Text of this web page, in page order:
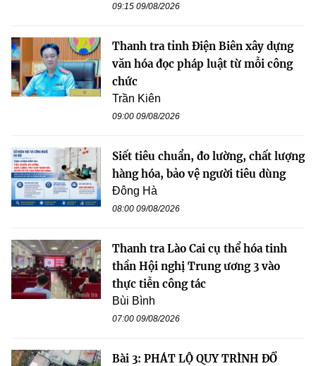
09:15 09/08/2026
Thanh tra tỉnh Điện Biên xây dựng
văn hóa đọc pháp luật từ mỗi công
chức
Trần Kiên
09:00 09/08/2026
Siết tiêu chuẩn, đo lường, chất lượng
hàng hóa, bảo vệ người tiêu dùng
Đông Hà
08:00 09/08/2026
Thanh tra Lào Cai cụ thể hóa tinh
thần Hội nghị Trung ương 3 vào
thực tiễn công tác
Bùi Bình
07:00 09/08/2026
Bài 3: PHÁT LỘ QUY TRÌNH ĐỔ